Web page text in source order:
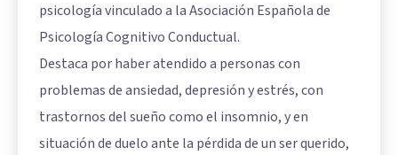
psicología vinculado a la Asociación Española de
Psicología Cognitivo Conductual.
Destaca por haber atendido a personas con
problemas de ansiedad, depresión y estrés, con
trastornos del sueño como el insomnio, y en
situación de duelo ante la pérdida de un ser querido,